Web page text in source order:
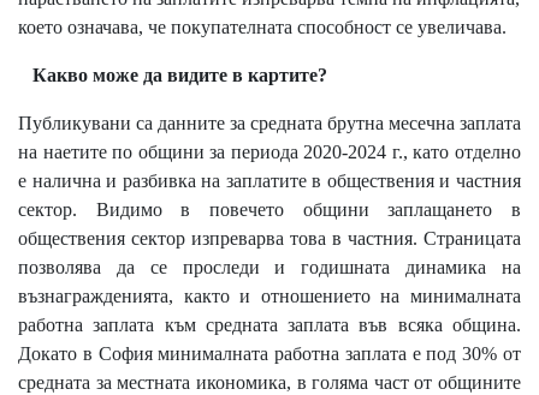
което означава, че покупателната способност се увеличава.
Какво може да видите в картите?
Публикувани са данните за средната брутна месечна заплата
на наетитепо общини за периода 2020-2024 г., като отделно
е налична и разбивка на заплатите в обществения и частния
сектор. Видимо в повечето общини заплащането в
обществения сектор изпреварва това в частния. Страницата
позволява да се проследи игодишната динамика на
възнагражденията, както и отношението на минималната
работна заплата към средната заплата във всяка община.
Докато в София минималната работна заплата е под 30% от
средната за местната икономика, в голяма част от общините